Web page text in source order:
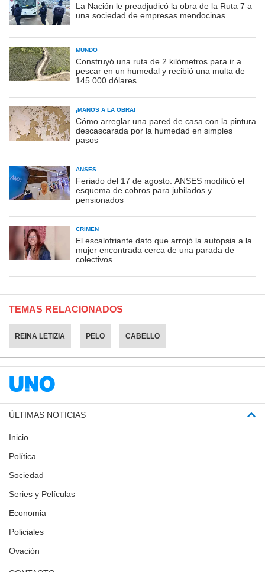
La Nación le preadjudicó la obra de la Ruta 7 a
una sociedad de empresas mendocinas
MUNDO
Construyó una ruta de 2 kilómetros para ir a
pescar en un humedal y recibió una multa de
145.000 dólares
¡MANOS A LA OBRA!
Cómo arreglar una pared de casa con la pintura
descascarada por la humedad en simples
pasos
ANSES
Feriado del 17 de agosto: ANSES modificó el
esquema de cobros para jubilados y
pensionados
CRIMEN
El escalofriante dato que arrojó la autopsia a la
mujer encontrada cerca de una parada de
colectivos
TEMAS RELACIONADOS
REINA LETIZIA PELO CABELLO
ÚLTIMAS NOTICIAS
Inicio
Política
Sociedad
Series y Películas
Economia
Policiales
Ovación